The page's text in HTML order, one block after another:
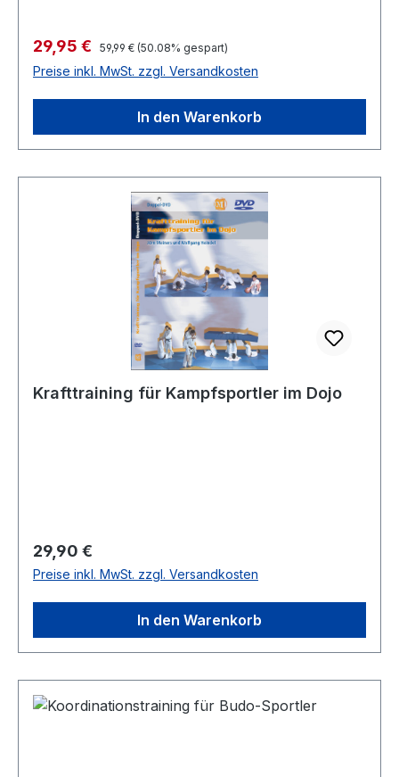
Verkaufspreis:
29,95 € Regulärer Preis:
59,99 € (50.08% gespart)
Preise inkl. MwSt. zzgl. Versandkosten
In den Warenkorb
Krafttraining für Kampfsportler im Dojo
Regulärer Preis:
29,90 €
Preise inkl. MwSt. zzgl. Versandkosten
In den Warenkorb